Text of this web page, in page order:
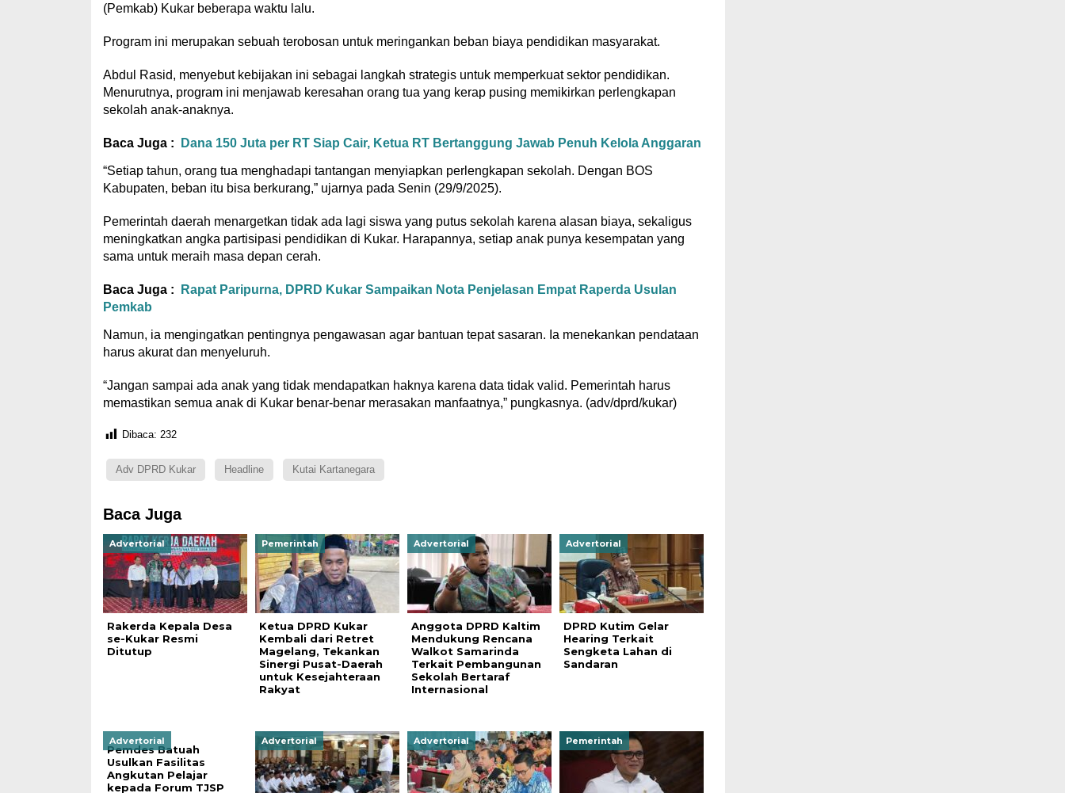
(Pemkab) Kukar beberapa waktu lalu.
Program ini merupakan sebuah terobosan untuk meringankan beban biaya pendidikan masyarakat.
Abdul Rasid, menyebut kebijakan ini sebagai langkah strategis untuk memperkuat sektor pendidikan.
Menurutnya, program ini menjawab keresahan orang tua yang kerap pusing memikirkan perlengkapan
sekolah anak-anaknya.
Baca Juga : Dana 150 Juta per RT Siap Cair, Ketua RT Bertanggung Jawab Penuh Kelola Anggaran
“Setiap tahun, orang tua menghadapi tantangan menyiapkan perlengkapan sekolah. Dengan BOS
Kabupaten, beban itu bisa berkurang,” ujarnya pada Senin (29/9/2025).
Pemerintah daerah menargetkan tidak ada lagi siswa yang putus sekolah karena alasan biaya, sekaligus
meningkatkan angka partisipasi pendidikan di Kukar. Harapannya, setiap anak punya kesempatan yang
sama untuk meraih masa depan cerah.
Baca Juga :
Rapat Paripurna, DPRD Kukar Sampaikan Nota Penjelasan Empat Raperda Usulan
Pemkab
Namun, ia mengingatkan pentingnya pengawasan agar bantuan tepat sasaran. Ia menekankan pendataan
harus akurat dan menyeluruh.
“Jangan sampai ada anak yang tidak mendapatkan haknya karena data tidak valid. Pemerintah harus
memastikan semua anak di Kukar benar-benar merasakan manfaatnya,” pungkasnya. (adv/dprd/kukar)
Dibaca: 232
Adv DPRD Kukar Headline Kutai Kartanegara
Baca Juga
Advertorial
Rakerda Kepala Desa
se-Kukar Resmi
Ditutup
Pemerintah
Ketua DPRD Kukar
Kembali dari Retret
Magelang, Tekankan
Sinergi Pusat-Daerah
untuk Kesejahteraan
Rakyat
Advertorial
Anggota DPRD Kaltim
Mendukung Rencana
Walkot Samarinda
Terkait Pembangunan
Sekolah Bertaraf
Internasional
Advertorial
DPRD Kutim Gelar
Hearing Terkait
Sengketa Lahan di
Sandaran
Advertorial
Pemdes Batuah
Usulkan Fasilitas
Angkutan Pelajar
kepada Forum TJSP
Advertorial Advertorial Pemerintah